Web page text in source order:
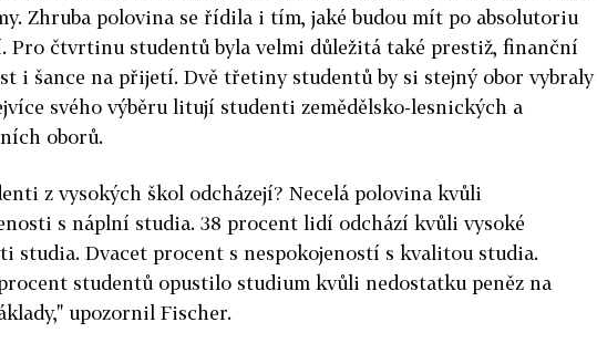
Zhruba polovina se řídila i tím, jaké budou mít po absolutoriu
Pro čtvrtinu studentů byla velmi důležitá také prestiž, finanční
i šance na přijetí. Dvě třetiny studentů by si stejný obor vybraly
svého výběru litují studenti zemědělsko-lesnických a
oborů.
z vysokých škol odcházejí? Necelá polovina kvůli
s náplní studia. 38 procent lidí odchází kvůli vysoké
studia. Dvacet procent s nespokojeností s kvalitou studia.
studentů opustilo studium kvůli nedostatku peněz na
upozornil Fischer.